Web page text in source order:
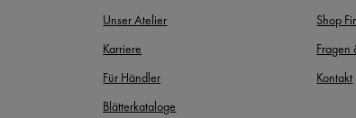
Unser Atelier
Karriere
Für Händler
Blätterkataloge
Shop
Fragen
Kontakt